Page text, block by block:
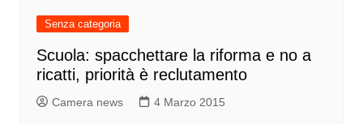
Senza categoria
Scuola: spacchettare la riforma e no a
ricatti, priorità è reclutamento
Camera news 4 Marzo 2015